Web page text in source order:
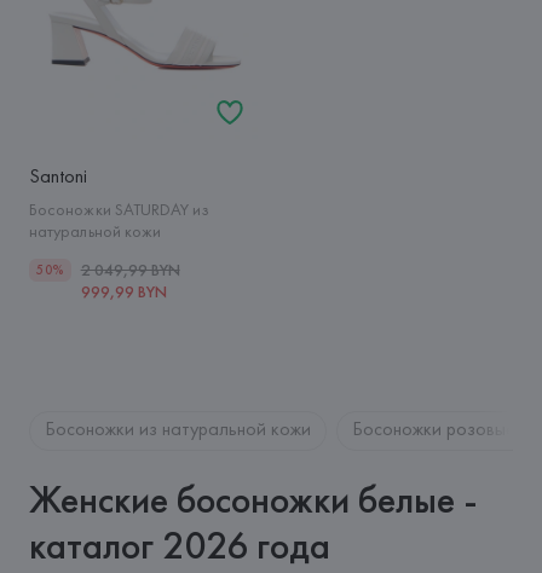
Santoni
Босоножки SATURDAY из
натуральной кожи
50%
2 049,99 BYN
999,99 BYN
Босоножки из натуральной кожи Босоножки розовые
Женские босоножки белые -
каталог 2026 года